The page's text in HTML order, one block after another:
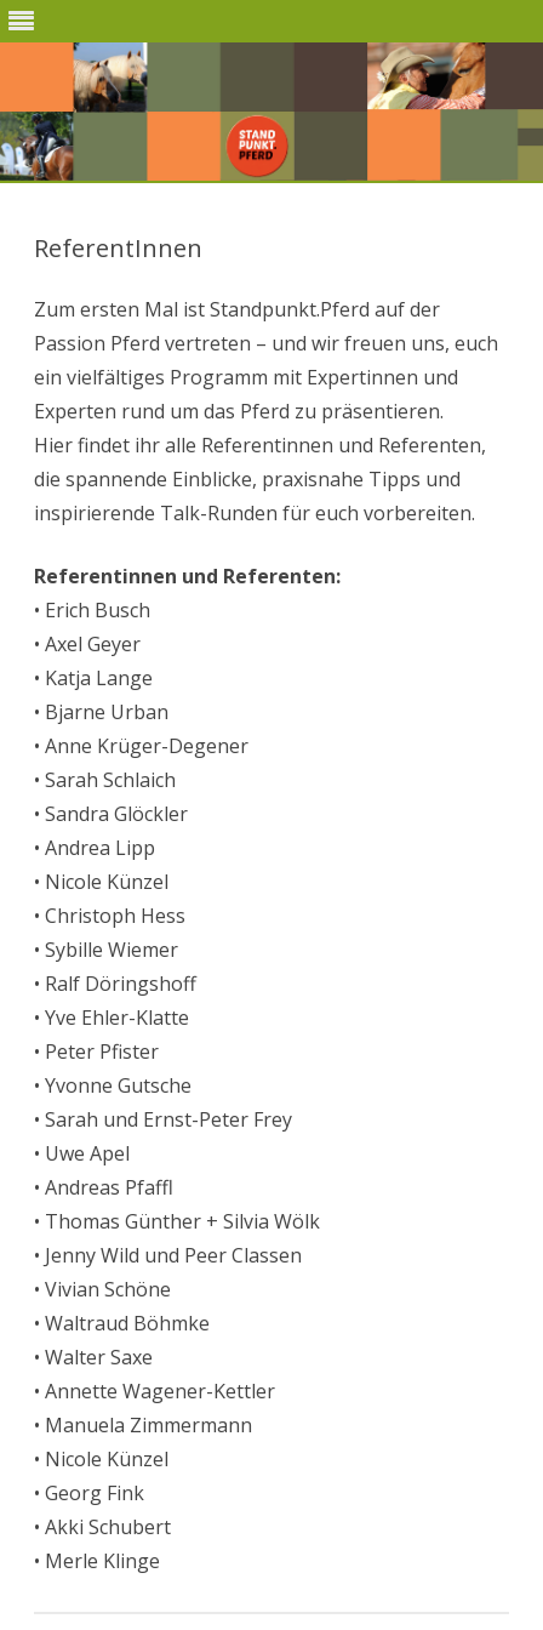
ReferentInnen
Zum ersten Mal ist Standpunkt.Pferd auf der
Passion Pferd vertreten – und wir freuen uns, euch
ein vielfältiges Programm mit Expertinnen und
Experten rund um das Pferd zu präsentieren.
Hier findet ihr alle Referentinnen und Referenten,
die spannende Einblicke, praxisnahe Tipps und
inspirierende Talk-Runden für euch vorbereiten.
Referentinnen und Referenten:
• Erich Busch
• Axel Geyer
• Katja Lange
• Bjarne Urban
• Anne Krüger-Degener
• Sarah Schlaich
• Sandra Glöckler
• Andrea Lipp
• Nicole Künzel
• Christoph Hess
• Sybille Wiemer
• Ralf Döringshoff
• Yve Ehler-Klatte
• Peter Pfister
• Yvonne Gutsche
• Sarah und Ernst-Peter Frey
• Uwe Apel
• Andreas Pfaffl
• Thomas Günther + Silvia Wölk
• Jenny Wild und Peer Classen
• Vivian Schöne
• Waltraud Böhmke
• Walter Saxe
• Annette Wagener-Kettler
• Manuela Zimmermann
• Nicole Künzel
• Georg Fink
• Akki Schubert
• Merle Klinge